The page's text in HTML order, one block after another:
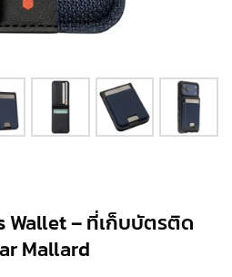
Wallet – ที่เก็บบัตรติด
Mallard